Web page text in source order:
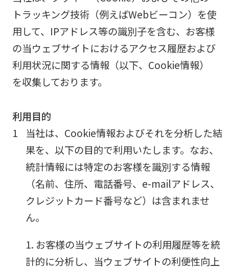
トラッキング技術（例えばWebビーコン）を使
用して、IPアドレス等の識別子を含む、お客様
の当ウェブサイトにおけるアクセス履歴および
利用状況に関する情報（以下、Cookie情報）
を収集しております。
利用目的
1
当社は、Cookie情報およびそれを分析した結
果を、以下の目的で利用いたします。なお、
統計情報には特定のお客様を識別する情報
（名前、住所、電話番号、e-mailアドレス、
クレジットカード番号など）は含まれませ
ん。
1. お客様の当ウェブサイトの利用履歴等を統
計的に分析し、当ウェブサイトの利便性向上